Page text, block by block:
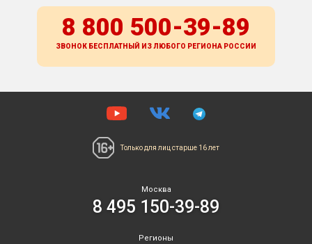
8 800 500-39-89
ЗВОНОК БЕСПЛАТНЫЙ ИЗ ЛЮБОГО РЕГИОНА РОССИИ
Только для лиц старше 16 лет
Москва
8 495 150-39-89
Регионы